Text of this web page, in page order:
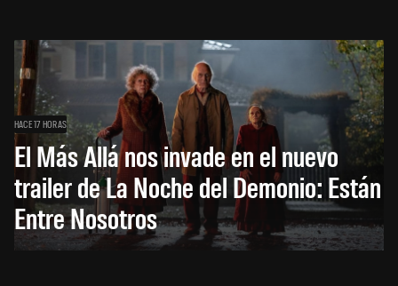
HACE 17 HORAS
El Más Allá nos invade en el nuevo
trailer de La Noche del Demonio: Están
Entre Nosotros